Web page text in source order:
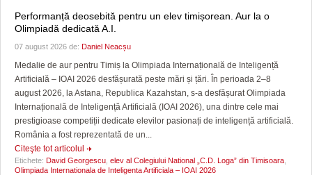
Performanță deosebită pentru un elev timișorean. Aur la o
Olimpiadă dedicată A.I.
07 august 2026 de: Daniel Neacșu
Medalie de aur pentru Timiș la Olimpiada Internațională de Inteligență
Artificială – IOAI 2026 desfășurată peste mări și țări. În perioada 2–8
august 2026, la Astana, Republica Kazahstan, s-a desfășurat Olimpiada
Internațională de Inteligență Artificială (IOAI 2026), una dintre cele mai
prestigioase competiții dedicate elevilor pasionați de inteligență artificială.
România a fost reprezentată de un...
Citeşte tot articolul
Etichete: David Georgescu elev al Colegiului National „C.D. Loga” din Timisoara
Olimpiada Internationala de Inteligenta Artificiala – IOAI 2026